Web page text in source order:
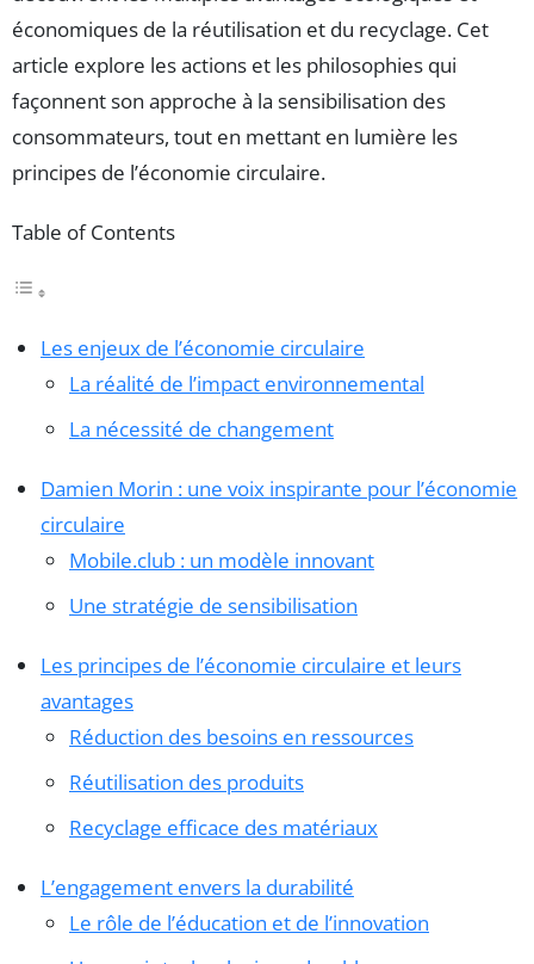
économiques de la réutilisation et du recyclage. Cet
article explore les actions et les philosophies qui
façonnent son approche à la sensibilisation des
consommateurs, tout en mettant en lumière les
principes de l’économie circulaire.
Table of Contents
Les enjeux de l’économie circulaire
La réalité de l’impact environnemental
La nécessité de changement
Damien Morin : une voix inspirante pour l’économie
circulaire
Mobile.club : un modèle innovant
Une stratégie de sensibilisation
Les principes de l’économie circulaire et leurs
avantages
Réduction des besoins en ressources
Réutilisation des produits
Recyclage efficace des matériaux
L’engagement envers la durabilité
Le rôle de l’éducation et de l’innovation